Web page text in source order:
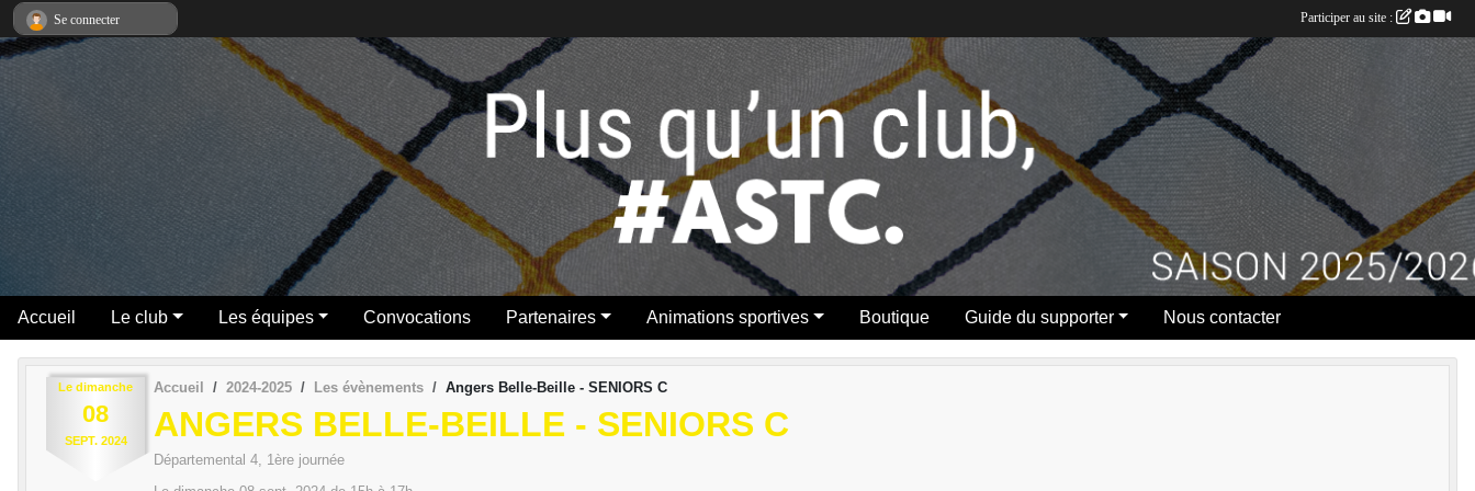
Accueil Le club Les équipes Convocations Partenaires Animations sportives Boutique Guide du supporter Nous contacter
Le dimanche
08
SEPT. 2024
Accueil 2024-2025 Les évènements Angers Belle-Beille - SENIORS C
ANGERS BELLE-BEILLE - SENIORS C
Départemental 4, 1ère journée
Se connecter Participer au site :
Panneau de gestion des cookies